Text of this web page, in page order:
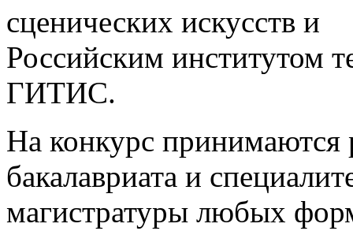
сценических искусств и
Российским институтом
ГИТИС.
На конкурс принимаются
бакалавриата и
магистратуры любых